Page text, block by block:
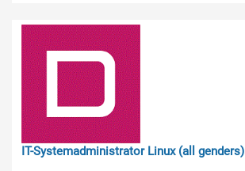
IT-Systemadministrator Linux (all genders)